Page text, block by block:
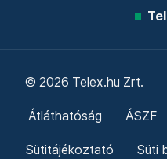
© 2026 Telex.hu Zrt.
Átláthatóság ÁSZF
Sütitájékoztató Süti